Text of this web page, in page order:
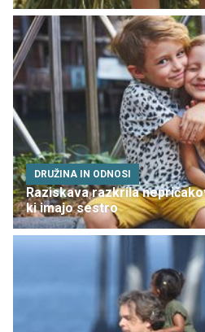
DRUŽINA IN ODNOSI
Raziskava razkrila
ki imajo sestro